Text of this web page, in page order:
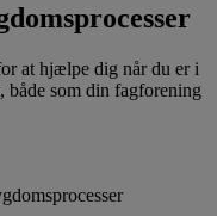
at hjælpe dig når du er i
som din fagforening